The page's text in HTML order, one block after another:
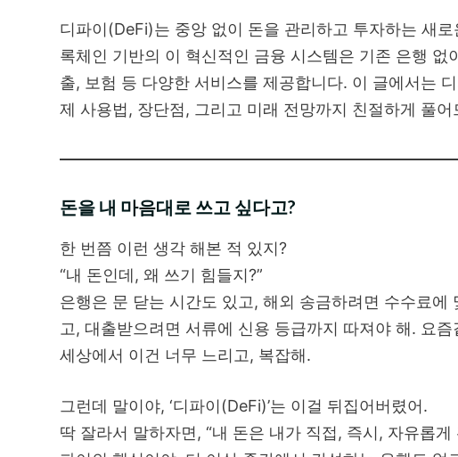
디파이(DeFi)는 중앙 없이 돈을 관리하고 투자하는 새
록체인 기반의 이 혁신적인 금융 시스템은 기존 은행 없
출, 보험 등 다양한 서비스를 제공합니다. 이 글에서는
제 사용법, 장단점, 그리고 미래 전망까지 친절하게 풀어
돈을 내 마음대로 쓰고 싶다고?
한 번쯤 이런 생각 해본 적 있지?
“내 돈인데, 왜 쓰기 힘들지?”
은행은 문 닫는 시간도 있고, 해외 송금하려면 수수료에
고, 대출받으려면 서류에 신용 등급까지 따져야 해. 요즘
세상에서 이건 너무 느리고, 복잡해.
그런데 말이야, ‘디파이(DeFi)’는 이걸 뒤집어버렸어.
딱 잘라서 말하자면, “내 돈은 내가 직접, 즉시, 자유롭게